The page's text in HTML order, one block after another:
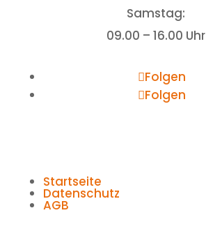
Samstag:
09.00 – 16.00 Uhr
Folgen
Folgen
Startseite
Datenschutz
AGB